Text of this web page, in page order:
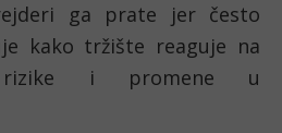
ga prate jer često
kako tržište reaguje na
rizike i promene u